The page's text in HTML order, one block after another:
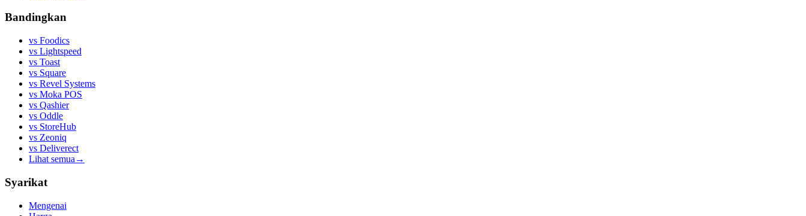
Bandingkan
vs Foodics
vs Lightspeed
vs Toast
vs Square
vs Revel Systems
vs Moka POS
vs Qashier
vs Oddle
vs StoreHub
vs Zeoniq
vs Deliverect
Lihat semua →
Syarikat
Mengenai